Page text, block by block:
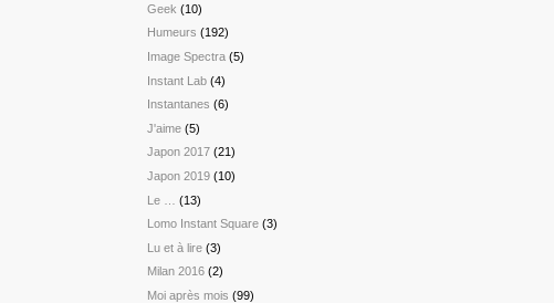
Geek (10)
Humeurs (192)
Image Spectra (5)
Instant Lab (4)
Instantanes (6)
J'aime (5)
Japon 2017 (21)
Japon 2019 (10)
Le …
(13)
Lomo Instant Square (3)
Lu et à lire (3)
Milan 2016 (2)
Moi après mois (99)